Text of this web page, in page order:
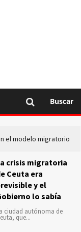
Buscar
el modelo migratorio
crisis migratoria
Ceuta era
y el
lo sabía
ciudad autónoma de
que...